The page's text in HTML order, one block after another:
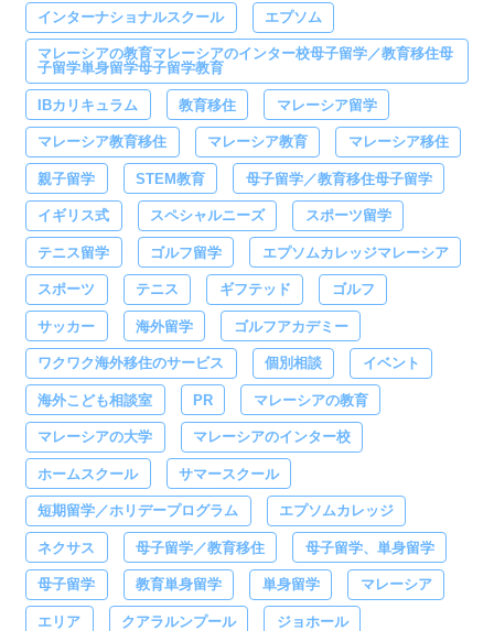
インターナショナルスクール エプソム
マレーシアの教育マレーシアのインター校母子留学／教育移住母
子留学単身留学母子留学教育
IBカリキュラム 教育移住 マレーシア留学
マレーシア教育移住 マレーシア教育 マレーシア移住
親子留学 STEM教育 母子留学／教育移住母子留学
イギリス式 スペシャルニーズ スポーツ留学
テニス留学 ゴルフ留学 エプソムカレッジマレーシア
スポーツ テニス ギフテッド ゴルフ
サッカー 海外留学 ゴルフアカデミー
ワクワク海外移住のサービス 個別相談 イベント
海外こども相談室 PR マレーシアの教育
マレーシアの大学 マレーシアのインター校
ホームスクール サマースクール
短期留学／ホリデープログラム エプソムカレッジ
ネクサス 母子留学／教育移住 母子留学、単身留学
母子留学 教育単身留学 単身留学 マレーシア
エリア クアラルンプール ジョホール